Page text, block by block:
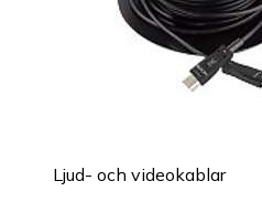
Ljud- och videokablar